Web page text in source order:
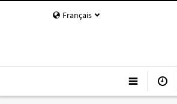
Français